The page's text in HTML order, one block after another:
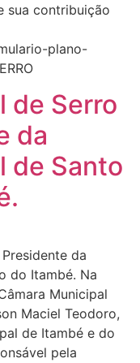
sua contribuição
plano-
de Serro
da
de Santo
da
do Itambé. Na
Municipal
Maciel Teodoro,
de Itambé e do
pela